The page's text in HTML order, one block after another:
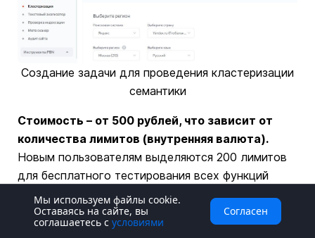
Создание задачи для проведения кластеризации
семантики
Стоимость – от 500 рублей, что зависит от
количества лимитов (внутренняя валюта).
Новым пользователям выделяются 200 лимитов
для бесплатного тестирования всех функций
платформы.
Мы используем файлы cookie.
Оставаясь на сайте, вы
соглашаетесь с условиями
Согласен